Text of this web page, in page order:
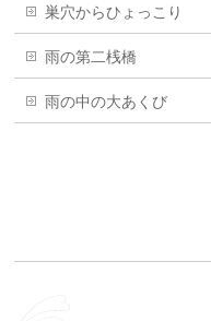
巣穴からひょっこり
雨の第二桟橋
雨の中の大あくび